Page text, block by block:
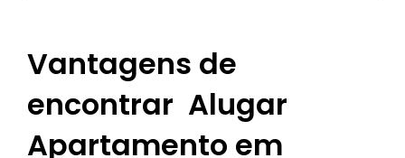
Vantagens de
encontrar Alugar
Apartamento em